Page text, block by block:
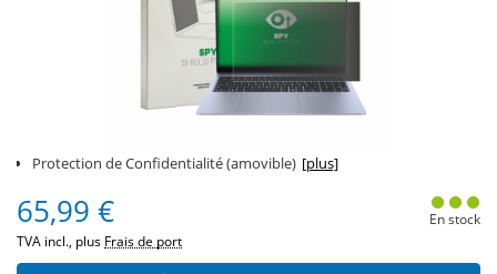
Protection de Confidentialité (amovible) [plus]
65,99 €
TVA incl., plus Frais de port
En stock